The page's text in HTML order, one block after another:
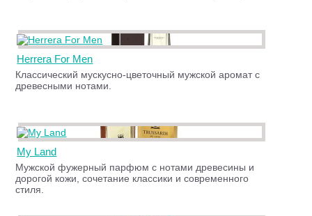
Herrera For Men
Классический мускусно-цветочный мужской аромат с
древесными нотами.
My Land
Мужской фужерный парфюм с нотами древесины и
дорогой кожи, сочетание классики и современного
стиля.